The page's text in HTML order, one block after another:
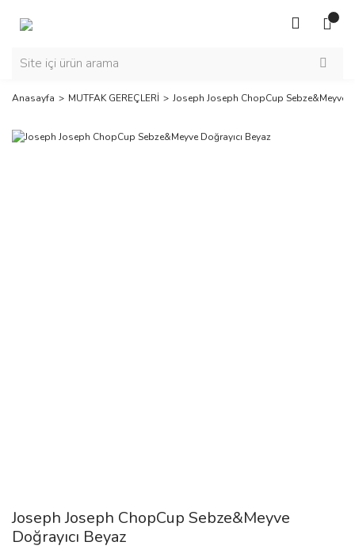
Anasayfa MUTFAK GEREÇLERİ Joseph Joseph ChopCup Sebze&Meyve
Joseph Joseph ChopCup Sebze&Meyve
Doğrayıcı Beyaz